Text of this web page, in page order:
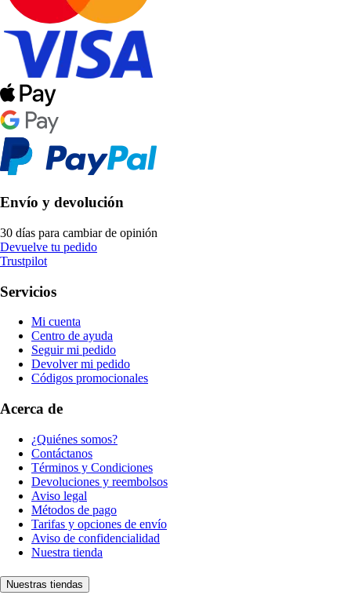
Envío y devolución
30 días para cambiar de opinión
Devuelve tu pedido
Trustpilot
Servicios
Mi cuenta
Centro de ayuda
Seguir mi pedido
Devolver mi pedido
Códigos promocionales
Acerca de
¿Quiénes somos?
Contáctanos
Términos y Condiciones
Devoluciones y reembolsos
Aviso legal
Métodos de pago
Tarifas y opciones de envío
Aviso de confidencialidad
Nuestra tienda
Nuestras tiendas